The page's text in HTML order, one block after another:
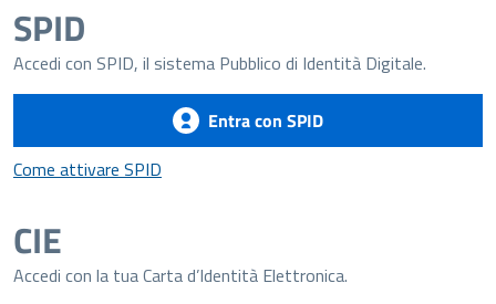
SPID
Accedi con SPID, il sistema Pubblico di Identità Digitale.
Entra con SPID
Come attivare SPID
CIE
Accedi con la tua Carta d’Identità Elettronica.